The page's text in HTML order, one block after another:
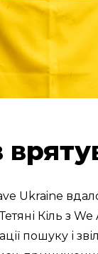
Ukraine
Кіль з
пошуку і